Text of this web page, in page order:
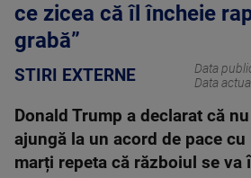
ce zicea că îl încheie
grabă”
STIRI EXTERNE Data
Data
Donald Trump a declarat că
ajungă la un acord de pace
marți repeta că războiul se va